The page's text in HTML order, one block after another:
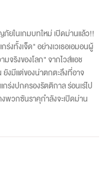
ยในเกมบทใหม่ เปิดม่านแล้ว!!
ทั้งเจ็ด" อย่างเวเธอเอมอนผู้
จริงของโลก" จากไวส์แอช
ยังมีแต่ของน่าตกตะลึงที่อาจ
ร่งปกครองรัตติกาล ร่อนเร่ไป
พวกซันราคุกำลังจะเปิดม่าน